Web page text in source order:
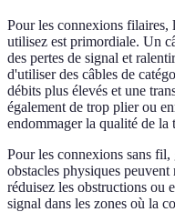
Pour les connexions filaires,
utilisez est primordiale. Un
des pertes de signal et
d'utiliser des câbles de
débits plus élevés et une
également de trop plier ou
endommager la qualité de la
Pour les connexions sans fil,
obstacles physiques
réduisez les obstructions ou
signal dans les zones où la